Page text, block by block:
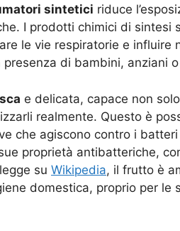
sintetici riduce
I prodotti chimici di sintesi
le vie respiratorie e influire
di bambini, anziani
e delicata, capace non
realmente. Questo è
che agiscono contro i
proprietà antibatteriche,
su Wikipedia, il frutto è
domestica, proprio per le